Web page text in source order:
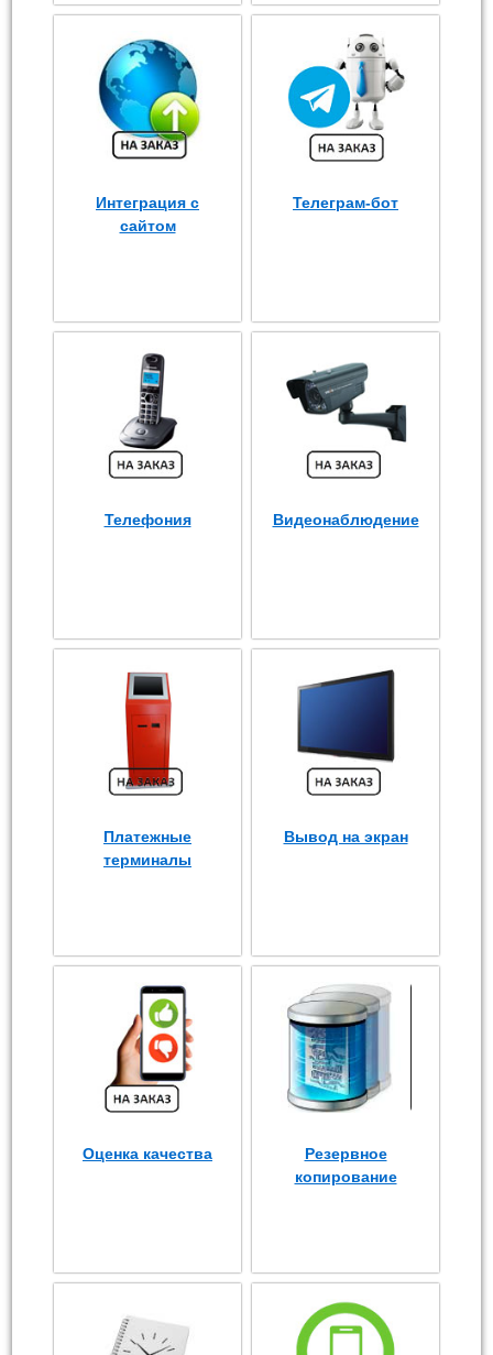
Интеграция с
сайтом
Телеграм-бот
Телефония Видеонаблюдение
Платежные
терминалы
Вывод на экран
Оценка качества
Резервное
копирование